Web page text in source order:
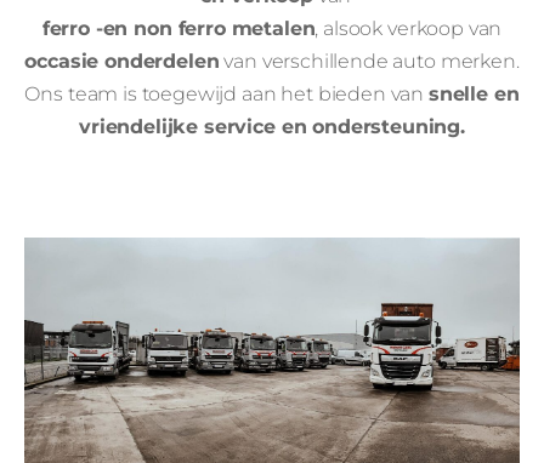
ferro -en non ferro metalen, alsook verkoop van
occasie onderdelen van verschillende auto merken.
Ons team is toegewijd aan het bieden van snelle en
vriendelijke service en ondersteuning.